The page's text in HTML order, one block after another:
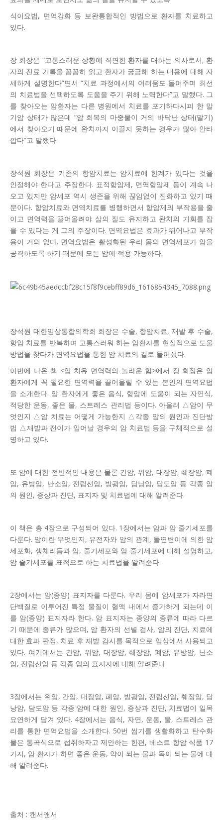
식이요법, 면역강화 등 보완통합적인 방법으로 환자를 치료하고
있다.
장 회장은 “고통스러운 상황에 직면한 환자를 대하는 의사로서, 환
자의 진료 기록을 꼼꼼히 읽고 환자가 궁금해 하는 내용에 대해 자
세하게 설명한다”면서 “치료 과정에서의 어려움도 들어주며 최선
의 치료법을 선택하도록 도움을 주기 위해 노력한다”고 말했다. 그
를 찾아오는 암환자는 다른 병원에서 치료를 포기하다시피 한 말
기암 상태가 많은데 “암 회복의 마중물이 거의 바닥난 상태(말기)
에서 찾아오기 때문에 완치까지 이끌지 못하는 경우가 많아 안타
깝다”고 말했다.
장석원 회장은 기존의 항암치료는 암치료에 한계가 있다는 것을
인정해야 한다고 주장한다. 표적항암제, 면역항암제 등이 계속 나
오고 있지만 암세포 역시 생존을 위해 끊임없이 진화하고 있기 때
문이다. 항암치료와 면역치료를 병행하면서 항암제의 부작용을 줄
이고 면역력을 끌어올려야 삶의 질도 유지하고 완치의 기회를 잡
을 수 있다는 게 그의 주장이다. 면역요법은 효과가 뛰어나고 부작
용이 거의 없다. 면역요법은 활성화된 우리 몸의 면역세포가 암을
공격하도록 하기 때문에 모든 암에 적용 가능하다.
장석원 대한임상통합의학회 회장은 수술, 항암치료, 재발 후 수술,
항암 치료를 반복하며 고통스러워 하는 암환자를 현실적으로 도울
방법을 찾다가 면역요법을 통한 암 치료의 길로 들어섰다.
이번에 나온 책 <암 치유 면역력의 놀라운 힘>에서 장 회장은 암
환자에게 꼭 필요한 면역력을 끌어올릴 수 있는 본인의 면역요법
을 소개한다. 암 환자에게 좋은 음식, 항암에 도움이 되는 자연식,
적당한 운동, 좋은 물, 스트레스 관리법 등이다. 아울러 △암이 무
엇인지 △암 치료는 어떻게 가능한지 △각종 암의 원인과 진단방
법 △재발과 전이가 일어날 경우의 암 치료법 등을 구체적으로 설
명하고 있다.
또 암에 대한 전반적인 내용은 물론 간암, 위암, 대장암, 췌장암, 폐
암, 유방암, 난소암, 전립선암, 방광암, 담낭암, 담도암 등 각종 암
의 원인, 증상과 진단, 표지자 및 치료법에 대해 알려준다.
이 책은 총 4장으로 구성되어 있다. 1장에서는 암과 암 줄기세포를
다룬다. 암이란 무엇인지, 유전자와 암의 관계, 돌연변이에 의한 암
세포화, 생체리듬과 암, 줄기세포와 암 줄기세포에 대해 설명하고,
암 줄기세포를 표적으로 하는 치료법을 알려준다.
2장에서는 암(종양) 표지자를 다룬다. 우리 몸에 암세포가 자라면
단백질로 이루어진 특정 물질이 혈액 내에서 증가하게 되는데 이
를 암(종양) 표지자라 한다. 암 표지자는 종양의 종류에 따라 다르
기 때문에 종류가 많으며, 암 환자의 선별 검사, 암의 진단, 치료에
대한 효과 판정, 치료 후 재발 감시를 목적으로 임상에서 사용되고
있다. 여기에서는 간암, 위암, 대장암, 췌장암, 폐암, 유방암, 난소
암, 전립선암 등 각종 암의 표지자에 대해 알려준다.
3장에서는 위암, 간암, 대장암, 폐암, 방광암, 전립선암, 췌장암, 담
낭암, 담도암 등 각종 암에 대한 원인, 증상과 진단, 치료법이 일목
요연하게 담겨 있다. 4장에서는 음식, 자연, 운동, 물, 스트레스 관
리를 통한 면역요법을 소개한다. 50번 씹기를 생활화하고 탄수화
물은 통곡식으로 섭취하자고 제안하는 한편, 베스트 항암 식품 17
가지, 암 환자가 하면 좋은 운동, 약이 되는 물과 독이 되는 물에 대
해 알려준다.
출처 : 캔서앤서